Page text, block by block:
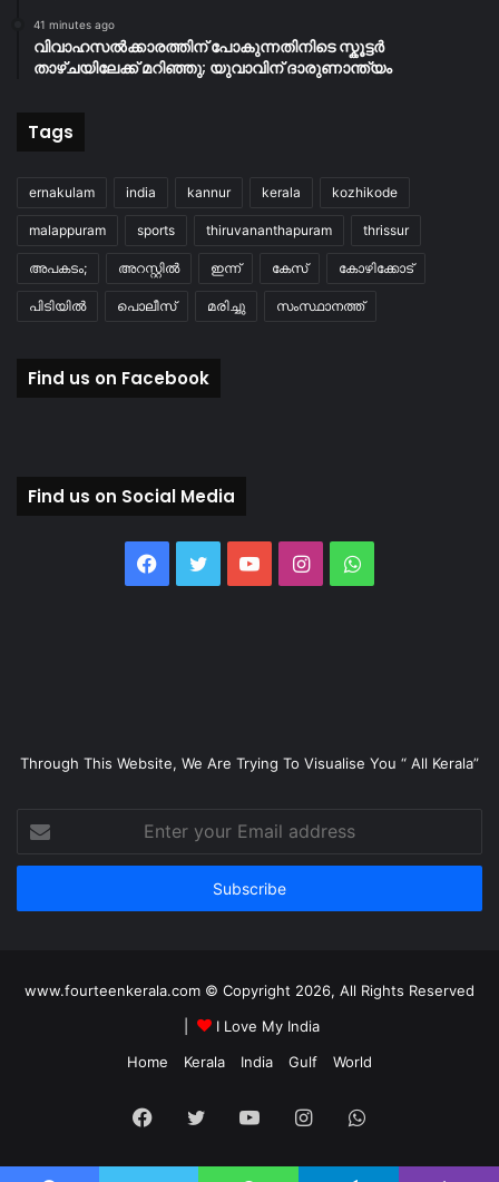
41 minutes ago
വിവാഹസൽക്കാരത്തിന് പോകുന്നതിനിടെ സ്കൂട്ടർ
താഴ്ചയിലേക്ക് മറിഞ്ഞു; യുവാവിന് ദാരുണാന്ത്യം
Tags
ernakulam india kannur kerala kozhikode
malappuram sports thiruvananthapuram thrissur
അപകടം; അറസ്റ്റിൽ ഇന്ന് കേസ് കോഴിക്കോട്
പിടിയിൽ പൊലീസ് മരിച്ചു സംസ്ഥാനത്ത്
Find us on Facebook
Find us on Social Media
Facebook
TwitterYouTubeInstagramWhatsApp
Through This Website, We Are Trying To Visualise You “ All Kerala”
your
Email
www.fourteenkerala.com © Copyright 2026, All Rights Reserved
I Love My India
Home
Kerala India Gulf World
Facebook
TwitterYouTubeInstagramWhatsApp